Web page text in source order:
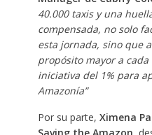
40.000 taxis y una
compensada, no solo
esta jornada, sino que
propósito mayor a
iniciativa del 1% para
Amazonía”
Por su parte, Ximena